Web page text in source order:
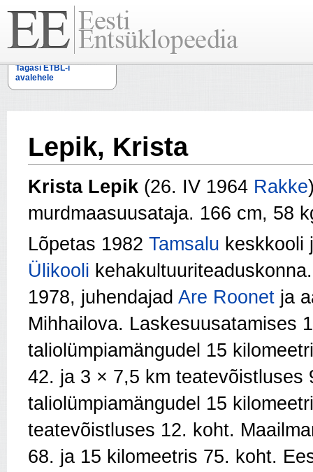
Tagasi ETBL-i
avalehele
Lepik, Krista
Krista Lepik (26. IV 1964 Rakke
murdmaasuusataja. 166 cm, 58
Lõpetas 1982 Tamsalu
Ülikooli
1978, juhendajad Are Roonet ja
Mihhailova. Laskesuusatamises
taliolümpiamängudel 15
42. ja 3 × 7,5 km teatevõistluses
taliolümpiamängudel 15
teatevõistluses 12. koht.
68. ja 15 kilomeetris 75. koht.